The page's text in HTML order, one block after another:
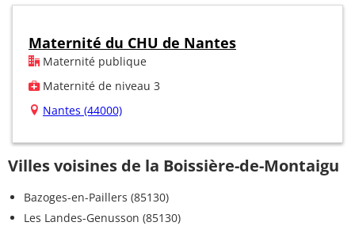
Maternité du CHU de Nantes
Maternité publique
Maternité de niveau 3
Nantes (44000)
Villes voisines de la Boissière-de-Montaigu
Bazoges-en-Paillers (85130)
Les Landes-Genusson (85130)